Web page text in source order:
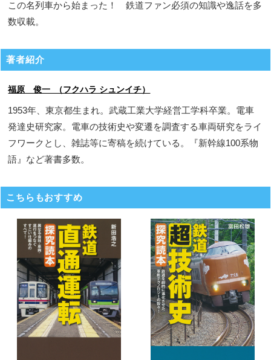
この名列車から始まった！ 鉄道ファン必須の知識や逸話を多
数収載。
著者紹介
福原 俊一 （フクハラ シュンイチ）
1953年、東京都生まれ。武蔵工業大学経営工学科卒業。電車
発達史研究家。電車の技術史や変遷を調査する車両研究をライ
フワークとし、雑誌等に寄稿を続けている。『新幹線100系物
語』など著書多数。
こちらもおすすめ